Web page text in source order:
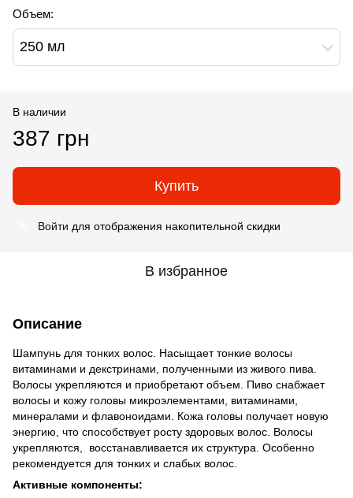
Объем:
250 мл
В наличии
387 грн
Купить
Войти для отображения накопительной скидки
В избранное
Описание
Шампунь для тонких волос. Насыщает тонкие волосы
витаминами и декстринами, полученными из живого пива.
Волосы укрепляются и приобретают объем. Пиво снабжает
волосы и кожу головы микроэлементами, витаминами,
минералами и флавоноидами. Кожа головы получает новую
энергию, что способствует росту здоровых волос. Волосы
укрепляются, восстанавливается их структура. Особенно
рекомендуется для тонких и слабых волос.
Активные компоненты: